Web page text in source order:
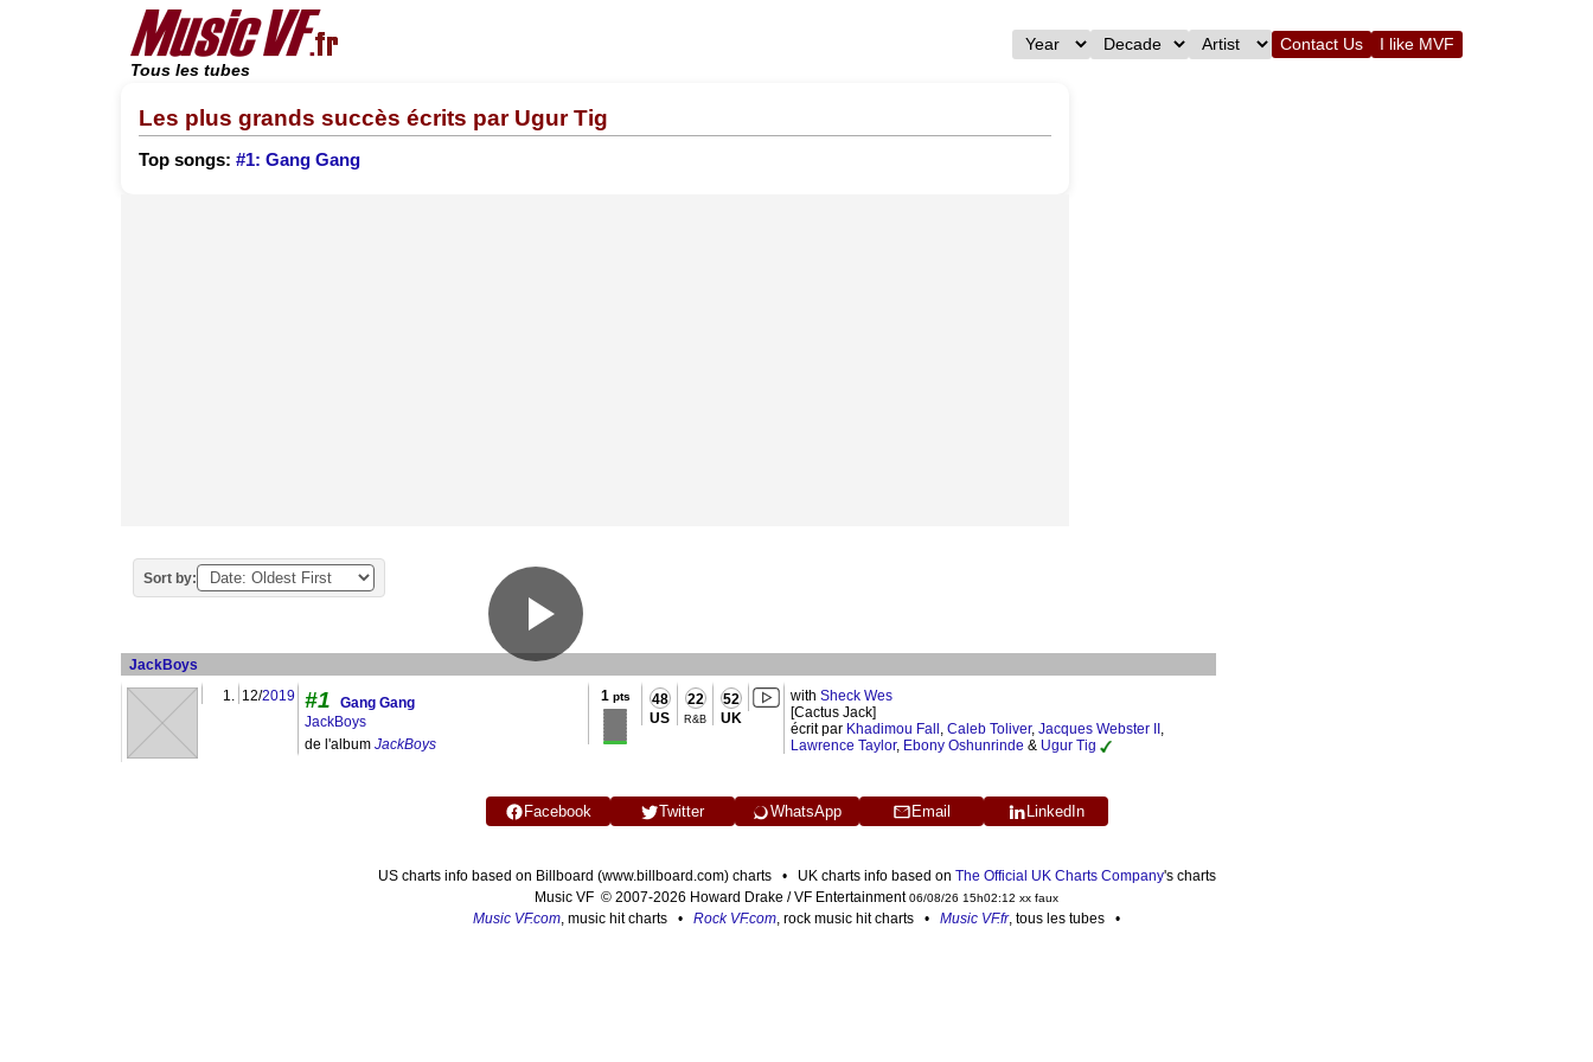
Tous les tubes
Contact Us I like MVF
Les plus grands succès écrits par Ugur Tig
Top songs: #1: Gang Gang
Sort by:
JackBoys
1. 12/2019 #1
Gang Gang
JackBoys
de l'album JackBoys
1 pts 48
US
22
R&B
52
UK
with Sheck Wes
[Cactus Jack]
écrit par Khadimou Fall , Caleb Toliver, Jacques Webster II ,
Lawrence Taylor, Ebony Oshunrinde & Ugur Tig
Facebook Twitter WhatsApp Email LinkedIn
US charts info based on Billboard (www.billboard.com) charts • UK charts info based on The Official UK Charts Company's charts
Music VF © 2007-2026 Howard Drake / VF Entertainment06/08/26 15h02:12 xx faux
Music VF.com, music hit charts • Rock VF.com, rock music hit charts • Music VF.fr, tous les tubes •